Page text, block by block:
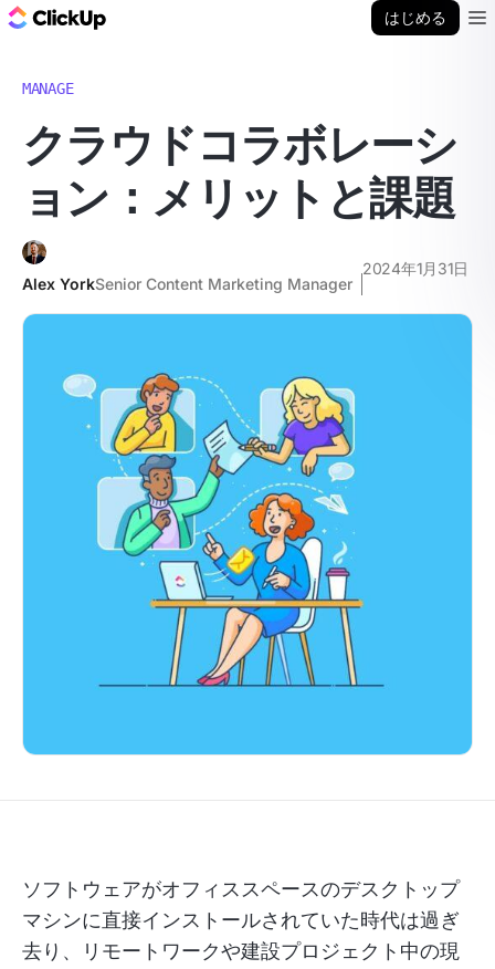
はじめる
MANAGE
クラウドコラボレーシ
ョン：メリットと課題
Alex YorkSenior Content Marketing Manager
2024年1月31日
ソフトウェアがオフィススペースのデスクトップ
マシンに直接インストールされていた時代は過ぎ
去り、リモートワークや建設プロジェクト中の現